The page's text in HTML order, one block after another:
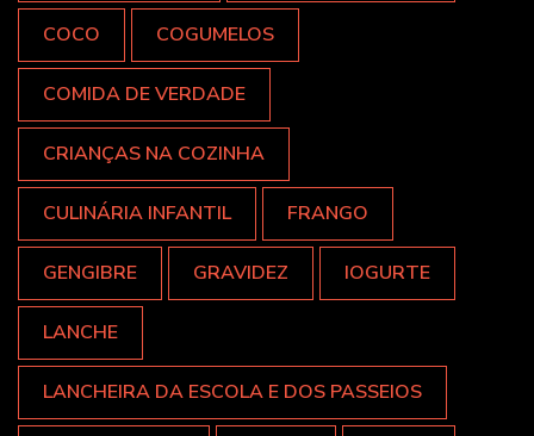
COCO COGUMELOS
COMIDA DE VERDADE
CRIANÇAS NA COZINHA
CULINÁRIA INFANTIL FRANGO
GENGIBRE GRAVIDEZ IOGURTE
LANCHE
LANCHEIRA DA ESCOLA E DOS PASSEIOS